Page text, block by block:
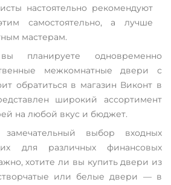
настоятельно рекомендуют
самостоятельно, а лучше
мастерам.
планируете одновременно
межкомнатные двери с
обратиться в магазин Виконт в
широкий ассортимент
на любой вкус и бюджет.
выбор входных
для различных финансовых
хотите ли вы купить двери из
или белые двери — в